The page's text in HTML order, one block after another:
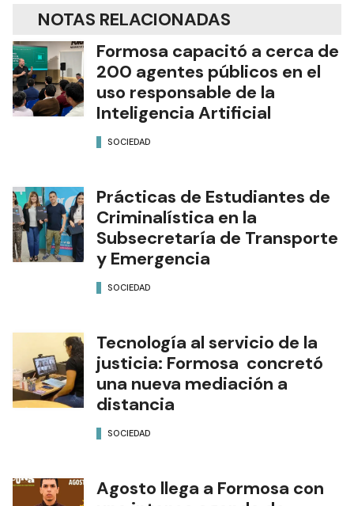
NOTAS RELACIONADAS
Formosa capacitó a cerca de
200 agentes públicos en el
uso responsable de la
Inteligencia Artificial
SOCIEDAD
Prácticas de Estudiantes de
Criminalística en la
Subsecretaría de Transporte
y Emergencia
SOCIEDAD
Tecnología al servicio de la
justicia: Formosa concretó
una nueva mediación a
distancia
SOCIEDAD
Agosto llega a Formosa con